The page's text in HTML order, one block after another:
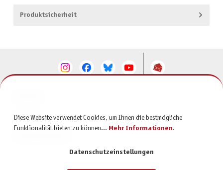
Produktsicherheit
SERVICE
Diese Website verwendet Cookies, um Ihnen die bestmögliche
Funktionalität bieten zu können... Mehr Informationen.
Datenschutzeinstellungen